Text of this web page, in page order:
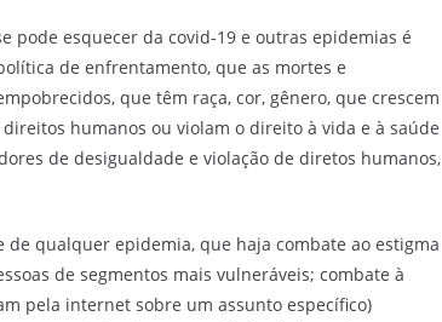
pode esquecer da covid-19 e outras epidemias é
de enfrentamento, que as mortes e
que têm raça, cor, gênero, que crescem
humanos ou violam o direito à vida e à saúde
de desigualdade e violação de diretos humanos,
qualquer epidemia, que haja combate ao estigma
de segmentos mais vulneráveis; combate à
pela internet sobre um assunto específico)